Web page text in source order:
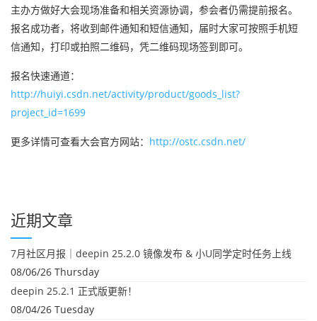
主办方做好大会现场准备和相关资源协调，参会者仍需提前报名。
报名成功者，将收到邮件通知和短信通知，届时大家可按照手机短
信通知，打印或拍照二维码，凭二维码现场签到即可。
报名快速通道：
http://huiyi.csdn.net/activity/product/goods_list?
project_id=1699
更多详情可查看大会官方网站： http://ostc.csdn.net/
近期文章
7月社区月报｜deepin 25.2.0 镜像发布 & 小U同学定时任务上线
08/06/26 Thursday
deepin 25.2.1 正式版更新！
08/04/26 Tuesday